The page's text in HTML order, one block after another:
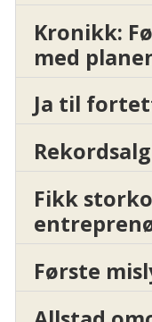
Kronikk:
med
Ja til
Fikk
Første